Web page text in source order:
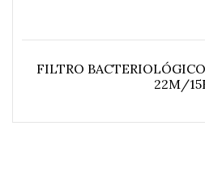
FILTRO
22M/